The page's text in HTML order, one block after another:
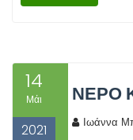
14
Μάι
2021
ΝΕΡΌ
Ιωάννα